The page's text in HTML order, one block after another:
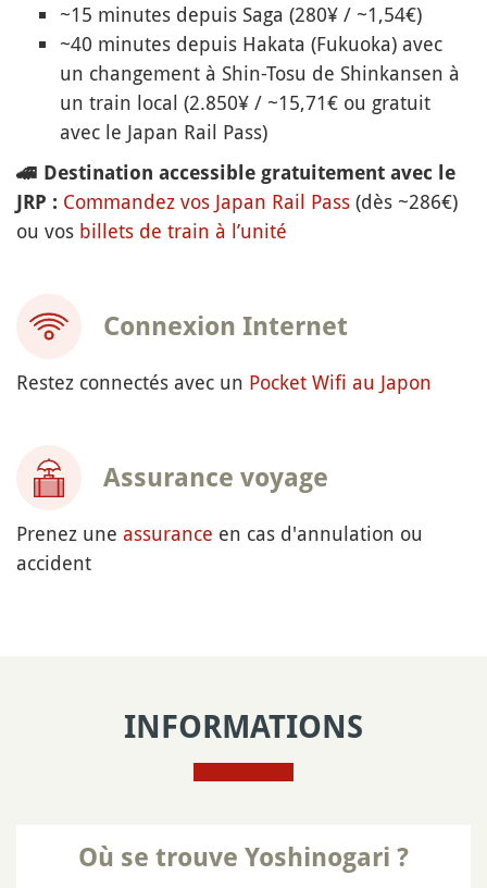
~15 minutes depuis Saga (280¥ / ~1,54€)
~40 minutes depuis Hakata (Fukuoka) avec
un changement à Shin-Tosu de Shinkansen à
un train local (2.850¥ / ~15,71€ ou gratuit
avec le Japan Rail Pass)
🚄 Destination accessible gratuitement avec le
JRP : Commandez vos Japan Rail Pass (dès ~286€)
ou vos billets de train à l’unité
Connexion Internet
Restez connectés avec un Pocket Wifi au Japon
Assurance voyage
Prenez une assurance en cas d'annulation ou
accident
INFORMATIONS
Où se trouve Yoshinogari ?